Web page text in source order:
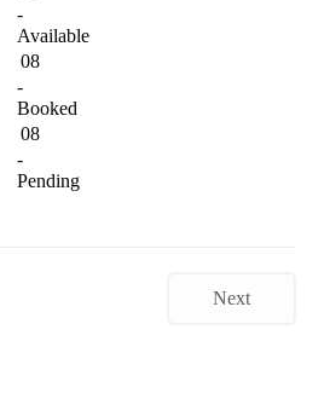
-
Available
08
-
Booked
08
-
Pending
Next